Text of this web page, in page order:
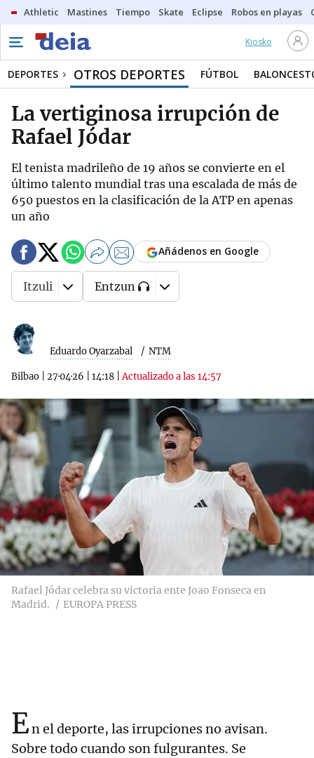
Athletic Mastines Tiempo Skate Eclipse Robos en playas
Kiosko
DEPORTES OTROS DEPORTES FÚTBOL
La vertiginosa irrupción de
Rafael Jódar
El tenista madrileño de 19 años se convierte en el
último talento mundial tras una escalada de más de
650 puestos en la clasificación de la ATP en apenas
un año
Eduardo Oyarzabal NTM
Bilbao 27·04·26 14:18 |Actualizado a las 14:57
Añádenos en Google
Itzuli Entzun
Rafael Jódar celebra su victoria ente Joao Fonseca en
Madrid.
EUROPA PRESS
En el deporte, las irrupciones no avisan.
Sobre todo cuando son fulgurantes. Se